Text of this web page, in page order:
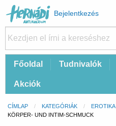
Felhasználói
fiók
menüje
Bejelentkezés
FőFőoldal Tudnivalók
Akciók
Morzsa
CÍMLAP KATEGÓRIÁK EROTIKA
CURRENT:
KÖRPER- UND INTIM-SCHMUCK